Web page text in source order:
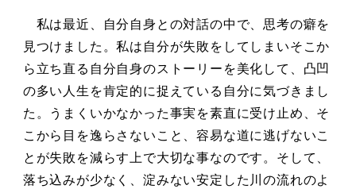
私は最近、自分自身との対話の中で、思考の癖を
見つけました。私は自分が失敗をしてしまいそこか
ら立ち直る自分自身のストーリーを美化して、凸凹
の多い人生を肯定的に捉えている自分に気づきまし
た。うまくいかなかった事実を素直に受け止め、そ
こから目を逸らさないこと、容易な道に逃げないこ
とが失敗を減らす上で大切な事なのです。そして、
落ち込みが少なく、淀みない安定した川の流れのよ